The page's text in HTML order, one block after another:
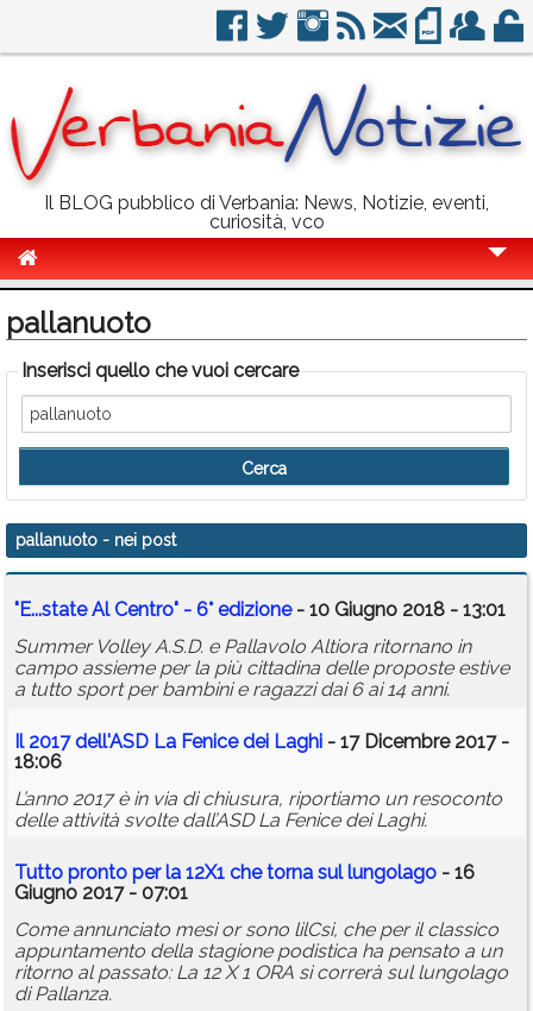
Il BLOG pubblico di Verbania: News, Notizie, eventi,
curiosità, vco
Politica
Sport
Eventi
Info Utili
Rubriche
Calendario
Annunci
pallanuoto
Inserisci quello che vuoi cercare
pallanuoto - nei post
"E...state Al Centro" - 6° edizione- 10 Giugno 2018 - 13:01
Summer Volley A.S.D. e Pallavolo Altiora ritornano in
campo assieme per la più cittadina delle proposte estive
a tutto sport per bambini e ragazzi dai 6 ai 14 anni.
Il 2017 dell'ASD La Fenice dei Laghi - 17 Dicembre 2017 -
18:06
L’anno 2017 è in via di chiusura, riportiamo un resoconto
delle attività svolte dall’ASD La Fenice dei Laghi.
Tutto pronto per la 12X1 che torna sul lungolago - 16
Giugno 2017 - 07:01
Come annunciato mesi or sono lilCsi, che per il classico
appuntamento della stagione podistica ha pensato a un
ritorno al passato: La 12 X 1 ORA si correrà sul lungolago
di Pallanza.